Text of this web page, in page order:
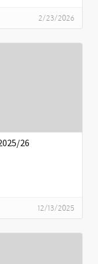
2/23/2026
26
12/13/2025